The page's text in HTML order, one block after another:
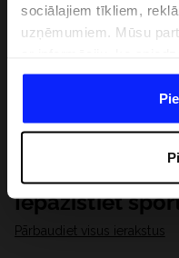
sociālajiem tīkliem,
uzņēmumiem. Mūsu
datiem, ko viņi iegūst,
Jūsu atļauju, mēs
saviem partneriem, lai
saturu un uzlabotu
( piem. socialos tīklus).
mūsu Privātuma
Iepazīstiet
Pārbaudiet visus ierakstus